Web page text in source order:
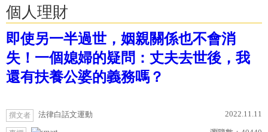
個人理財
即使另一半過世，姻親關係也不會消
失！一個媳婦的疑問：丈夫去世後，我
還有扶養公婆的義務嗎？
撰文者 法律白話文運動 2022.11.11